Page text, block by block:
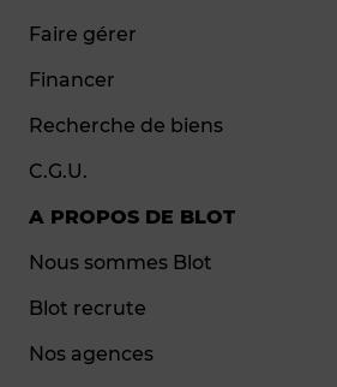
Faire gérer
Financer
Recherche de biens
C.G.U.
A PROPOS DE BLOT
Nous sommes Blot
Blot recrute
Nos agences